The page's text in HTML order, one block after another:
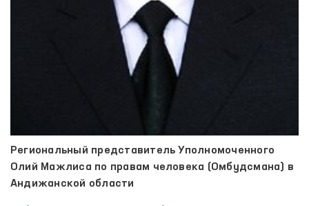
Региональный представитель Уполномоченного
Олий Мажлиса по правам человека (Омбудсмана) в
Андижанской области